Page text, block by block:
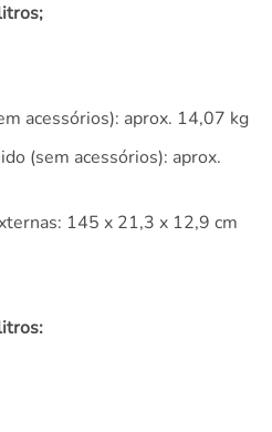
acessórios): aprox. 14,07 kg
(sem acessórios): aprox.
145 x 21,3 x 12,9 cm